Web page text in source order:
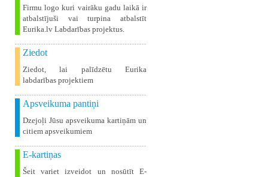
Firmu logo kuri vairāku gadu laikā ir
atbalstījuši vai turpina atbalstīt
Eurika.lv Labdarības projektus.
Ziedot
Ziedot, lai palīdzētu Eurika
labdarības projektiem
Apsveikuma pantiņi
Dzejoļi Jūsu apsveikuma kartiņām un
citiem apsveikumiem
E-kartiņas
Šeit variet izveidot un nosūtīt E-